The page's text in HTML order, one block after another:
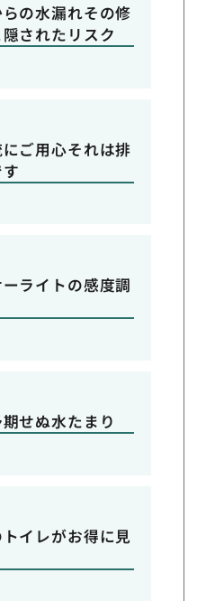
の水漏れその修
されたリスク
ご用心それは排
ライトの感度調
せぬ水たまり
イレがお得に見